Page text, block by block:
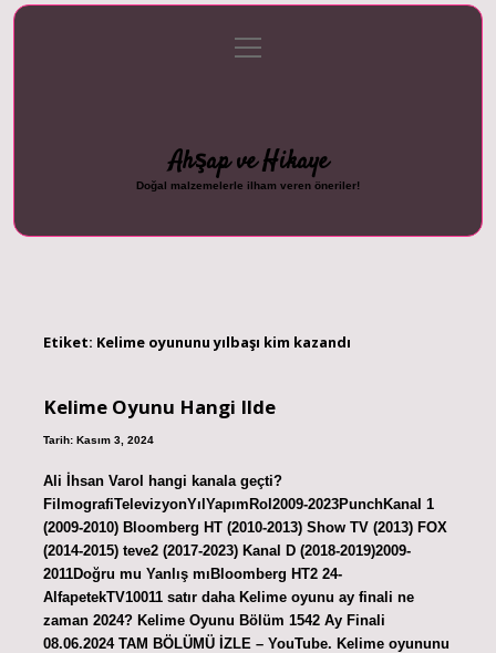
Gizlilik Politikası
menüyü
aç
Ahşap ve Hikaye
Doğal malzemelerle ilham veren öneriler!
Etiket: Kelime oyununu yılbaşı kim kazandı
Kelime Oyunu Hangi Ilde
Tarih: Kasım 3, 2024
Ali İhsan Varol hangi kanala geçti?
FilmografiTelevizyonYılYapımRol2009-2023PunchKanal 1
(2009-2010) Bloomberg HT (2010-2013) Show TV (2013) FOX
(2014-2015) teve2 (2017-2023) Kanal D (2018-2019)2009-
2011Doğru mu Yanlış mıBloomberg HT2 24-
AlfapetekTV10011 satır daha Kelime oyunu ay finali ne
zaman 2024? Kelime Oyunu Bölüm 1542 Ay Finali
08.06.2024 TAM BÖLÜMÜ İZLE – YouTube. Kelime oyununu